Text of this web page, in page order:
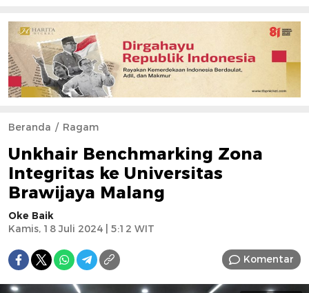
Beranda Ragam
Unkhair Benchmarking Zona
Integritas ke Universitas
Brawijaya Malang
Oke Baik
Kamis, 18 Juli 2024 | 5:12 WIT
Komentar